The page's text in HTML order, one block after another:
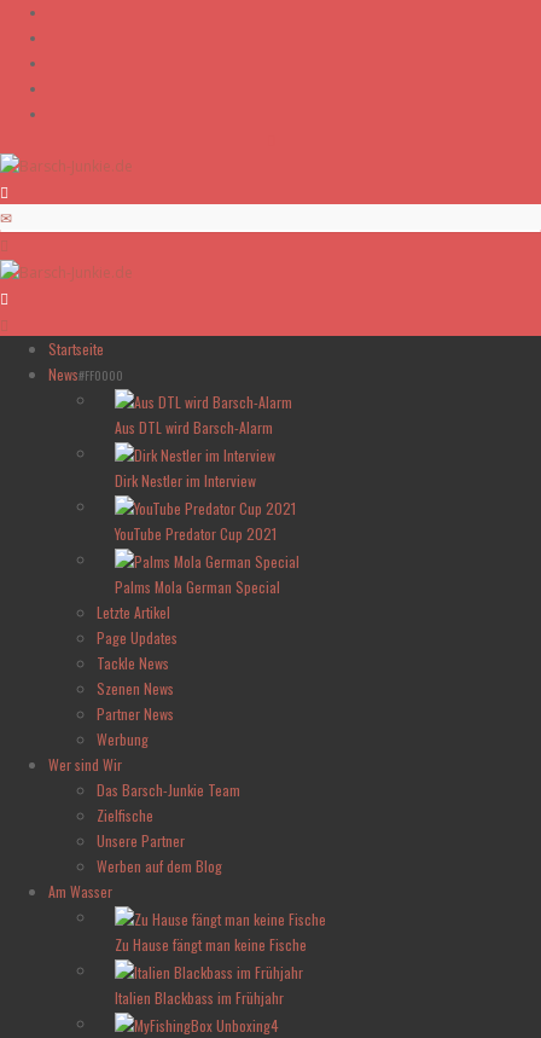
Skip to content
Startseite
News#FF0000
Aus DTL wird Barsch-Alarm
Dirk Nestler im Interview
YouTube Predator Cup 2021
Palms Mola German Special
Letzte Artikel
Page Updates
Tackle News
Szenen News
Partner News
Werbung
Wer sind Wir
Das Barsch-Junkie Team
Zielfische
Unsere Partner
Werben auf dem Blog
Am Wasser
Zu Hause fängt man keine Fische
Italien Blackbass im Frühjahr